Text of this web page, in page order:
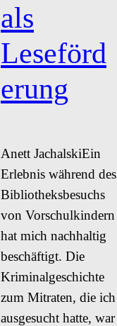
als
Leseförd
erung
Anett JachalskiEin
Erlebnis während des
Bibliotheksbesuchs
von Vorschulkindern
hat mich nachhaltig
beschäftigt. Die
Kriminalgeschichte
zum Mitraten, die ich
ausgesucht hatte, war